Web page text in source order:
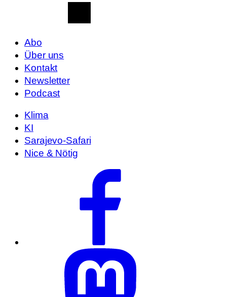
Abo
Über uns
Kontakt
Newsletter
Podcast
Klima
KI
Sarajevo-Safari
Nice & Nötig